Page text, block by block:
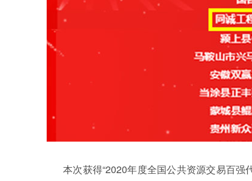
本次获得“2020年度全国公共资源交易百